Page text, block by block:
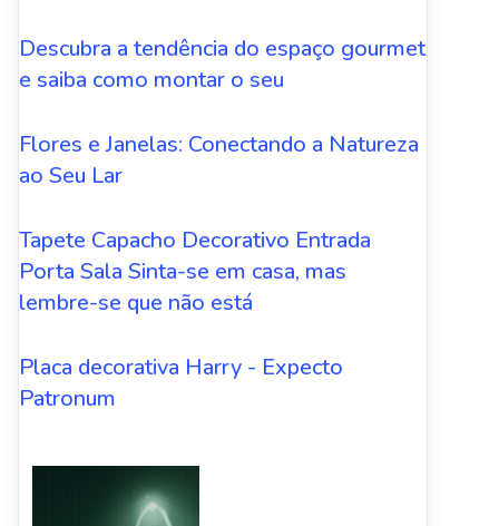
Descubra a tendência do espaço gourmet
e saiba como montar o seu
Flores e Janelas: Conectando a Natureza
ao Seu Lar
Tapete Capacho Decorativo Entrada
Porta Sala Sinta-se em casa, mas
lembre-se que não está
Placa decorativa Harry - Expecto
Patronum